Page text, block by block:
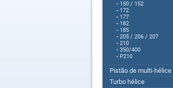
- 150 / 152
- 172
- 177
- 182
- 185
- 205 / 206 / 207
- 210
- 350/400
- P210
Pistão de multi-hélice
Turbo hélice